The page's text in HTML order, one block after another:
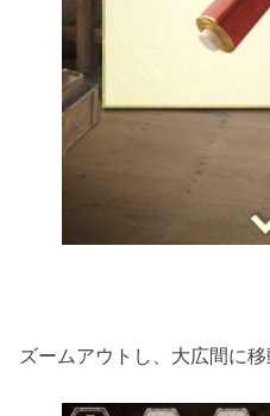
ズームアウトし、大広間に移